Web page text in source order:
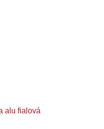
alu fialová